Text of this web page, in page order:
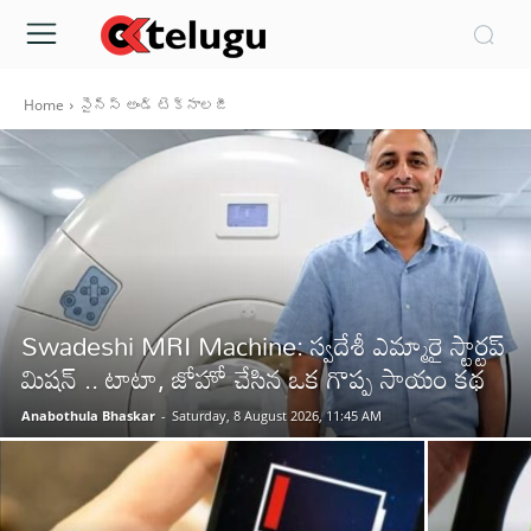
Home సైన్స్‌ అండ్‌ టెక్నాలజీ
Swadeshi MRI Machine: స్వదేశీ ఎమ్మారై స్టార్టప్
మిషన్ .. టాటా, జోహో చేసిన ఒక గొప్ప సాయం కథ
Anabothula Bhaskar - Saturday, 8 August 2026, 11:45 AM